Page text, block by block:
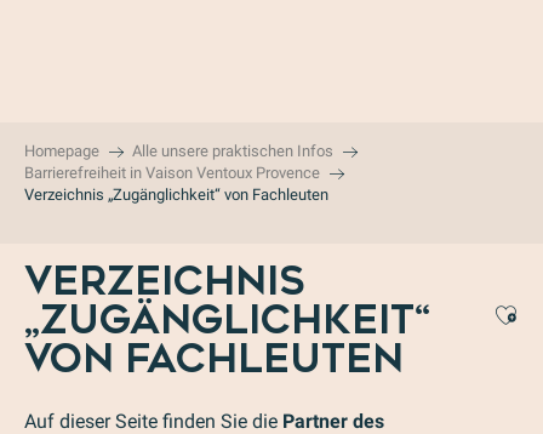
Homepage
Alle unsere praktischen Infos
Barrierefreiheit in Vaison Ventoux Provence
Verzeichnis „Zugänglichkeit“ von Fachleuten
VERZEICHNIS
„ZUGÄNGLICHKEIT“
VON FACHLEUTEN
Auf dieser Seite finden Sie die Partner des